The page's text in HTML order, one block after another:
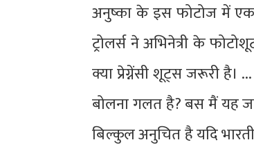
अनुष्का के इस फोटोज में एक
ट्रोलर्स ने अभिनेत्री के
क्या प्रेग्नेंसी शूट्स जरूरी
बोलना गलत है? बस मैं यह
बिल्कुल अनुचित है यदि